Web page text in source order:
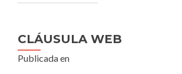
CLÁUSULA WEB
Publicada en